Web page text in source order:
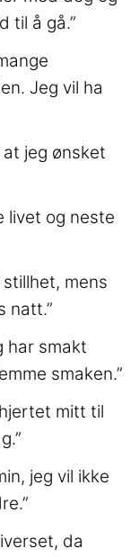
til å gå.”
Jeg vil ha
at jeg ønsket
livet og neste
mens
natt.”
har smakt
smaken.”
mitt til
jeg vil ikke
da